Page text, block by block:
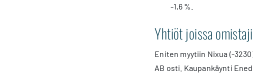
-1,6 %.
Yhtiöt joissa
Eniten myytiin Nixua (-
AB osti. Kaupankäynti